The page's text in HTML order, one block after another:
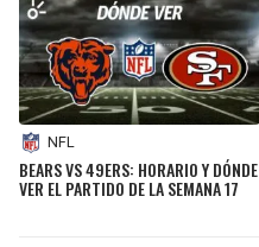
NFL
BEARS VS 49ERS: HORARIO Y DÓNDE
VER EL PARTIDO DE LA SEMANA 17